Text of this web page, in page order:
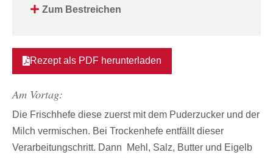
Zum Bestreichen
Rezept als PDF herunterladen
Am Vortag:
Die Frischhefe diese zuerst mit dem Puderzucker und der
Milch vermischen. Bei Trockenhefe entfällt dieser
Verarbeitungschritt. Dann Mehl, Salz, Butter und Eigelb